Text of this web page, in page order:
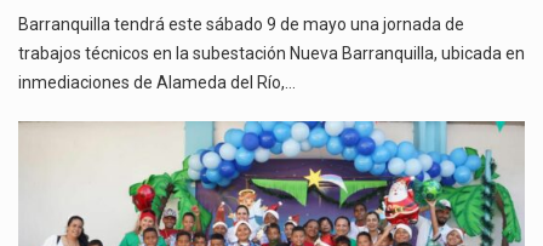
Barranquilla tendrá este sábado 9 de mayo una jornada de
trabajos técnicos en la subestación Nueva Barranquilla, ubicada en
inmediaciones de Alameda del Río,…